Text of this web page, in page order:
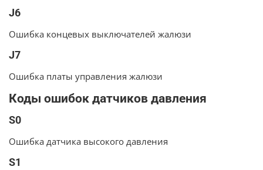
J6
Ошибка концевых выключателей жалюзи
J7
Ошибка платы управления жалюзи
Коды ошибок датчиков давления
S0
Ошибка датчика высокого давления
S1